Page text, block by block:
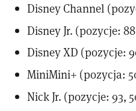
Disney Channel
Disney Jr. (pozycje:
Disney XD (pozycje:
MiniMini+ (pozycja:
Nick Jr. (pozycje: 93,